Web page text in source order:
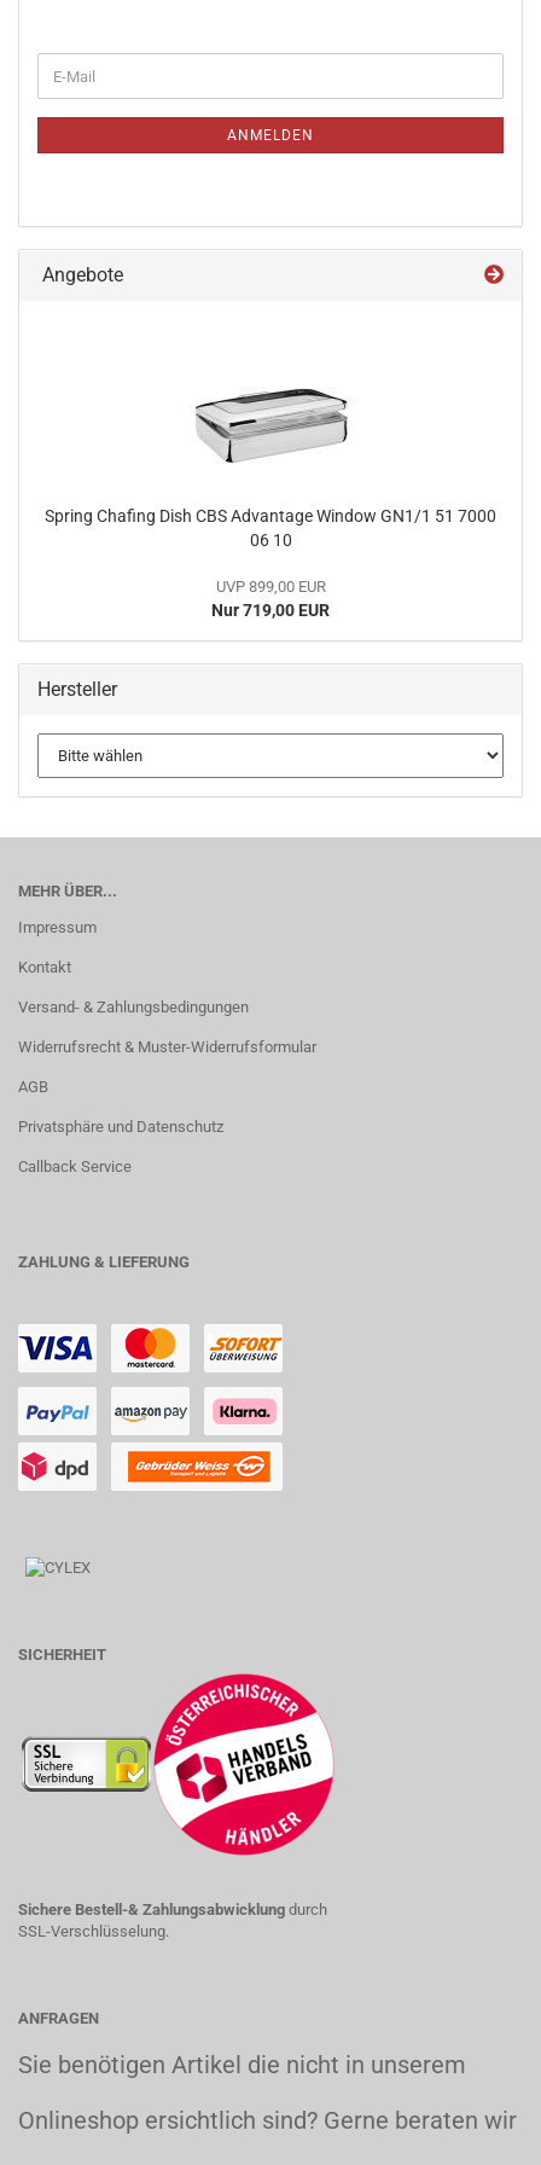
ZUR
E-
Mail
ANMELDEN
Angebote
Spring Chafing Dish CBS Advantage Window GN1/1 51 7000
06 10
UVP 899,00 EUR
Nur 719,00 EUR
Hersteller
MEHR ÜBER...
Impressum
Kontakt
Versand- & Zahlungsbedingungen
Widerrufsrecht & Muster-Widerrufsformular
AGB
Privatsphäre und Datenschutz
Callback Service
ZAHLUNG & LIEFERUNG
SICHERHEIT
Sichere Bestell-& Zahlungsabwicklung durch
SSL-Verschlüsselung.
ANFRAGEN
Sie benötigen Artikel die nicht in unserem
Onlineshop ersichtlich sind? Gerne beraten wir